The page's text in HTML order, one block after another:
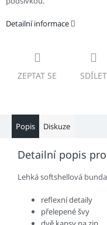
Detailní informace
ZEPTAT SE SDÍLET
Popis Diskuze
Detailní popis
Lehká softshellová
reflexní detaily
přelepené švy